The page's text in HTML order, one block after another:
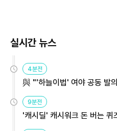
실시간 뉴스
4분전
與 "'하늘이법' 여야 공동 발
9분전
'캐시딜' 캐시워크 돈 버는 퀴